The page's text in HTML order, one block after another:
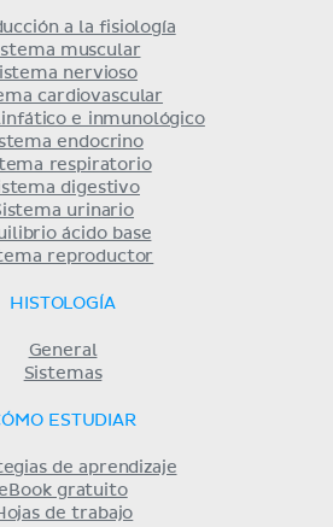
a la fisiología
muscular
nervioso
cardiovascular
e inmunológico
endocrino
respiratorio
digestivo
urinario
ácido base
reproductor
HISTOLOGÍA
General
Sistemas
ESTUDIAR
de aprendizaje
gratuito
de trabajo